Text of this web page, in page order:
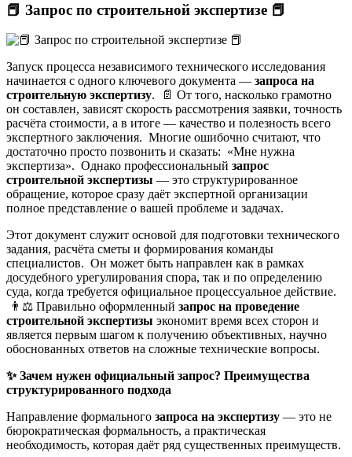
📕 Запрос по строительной экспертизе 📕
Запуск процесса независимого технического исследования
начинается с одного ключевого документа — запроса на
строительную экспертизу. 📄 От того, насколько грамотно
он составлен, зависят скорость рассмотрения заявки, точность
расчёта стоимости, а в итоге — качество и полезность всего
экспертного заключения. Многие ошибочно считают, что
достаточно просто позвонить и сказать: «Мне нужна
экспертиза». Однако профессиональный запрос
строительной экспертизы — это структурированное
обращение, которое сразу даёт экспертной организации
полное представление о вашей проблеме и задачах.
Этот документ служит основой для подготовки технического
задания, расчёта сметы и формирования команды
специалистов. Он может быть направлен как в рамках
досудебного урегулирования спора, так и по определению
суда, когда требуется официальное процессуальное действие.
👨⚖️ Правильно оформленный запрос на проведение
строительной экспертизы экономит время всех сторон и
является первым шагом к получению объективных, научно
обоснованных ответов на сложные технические вопросы.
✨Зачем нужен официальный запрос? Преимущества
структурированного подхода
Направление формального запроса на экспертизу — это не
бюрократическая формальность, а практическая
необходимость, которая даёт ряд существенных преимуществ.